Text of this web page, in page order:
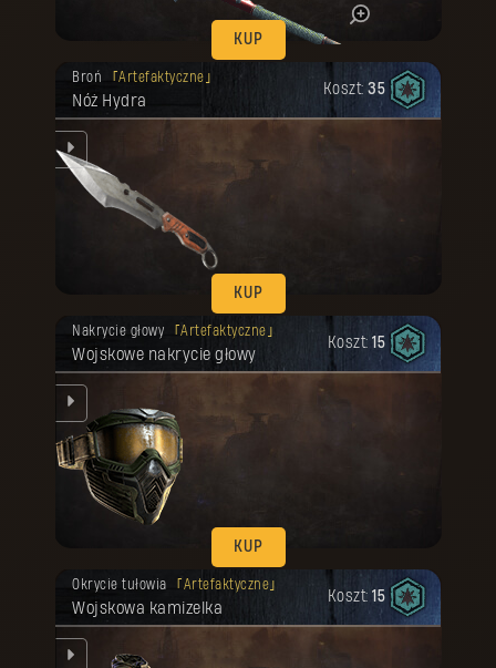
KUP
Broń Artefaktyczne
Nóż Hydra
Koszt: 35
KUP
Twoja nagroda została odblokowana.
Nakrycie głowy Artefaktyczne
Wojskowe nakrycie głowy
Koszt: 15
KUP
Twoja nagroda została odblokowana.
Okrycie tułowia Artefaktyczne
Wojskowa kamizelka
Koszt: 15
Twoja nagroda została odblokowana.